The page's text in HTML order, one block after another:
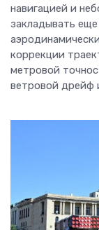
навигацией и
закладывать
коррекции
метровой
ветровой дрейф